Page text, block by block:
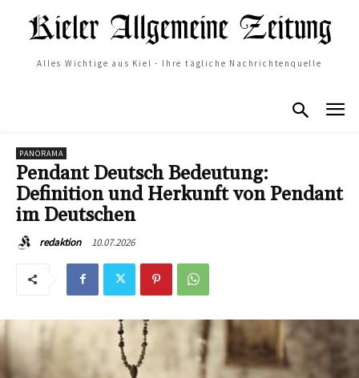
Alles Wichtige aus Kiel - Ihre tägliche Nachrichtenquelle
PANORAMA
Pendant Deutsch Bedeutung:
Definition und Herkunft von Pendant
im Deutschen
redaktion 10.07.2026